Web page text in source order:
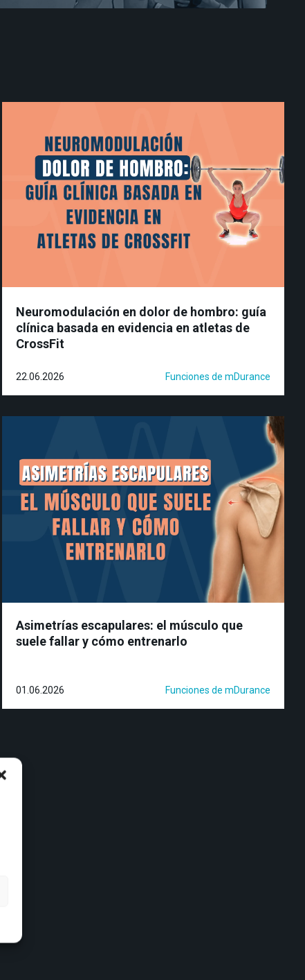
Neuromodulación en dolor de hombro: guía
clínica basada en evidencia en atletas de
CrossFit
22.06.2026 Funciones de mDurance
Asimetrías escapulares: el músculo que
suele fallar y cómo entrenarlo
01.06.2026 Funciones de mDurance